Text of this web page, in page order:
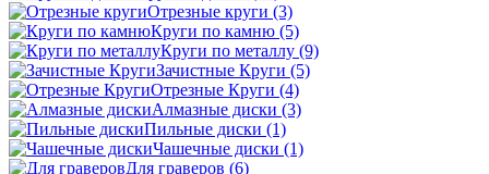
Отрезные круги (3)
Круги по камню (5)
Круги по металлу (9)
Зачистные Круги (5)
Отрезные Круги (4)
Алмазные диски (3)
Пильные диски (1)
Чашечные диски (1)
Для граверов (6)